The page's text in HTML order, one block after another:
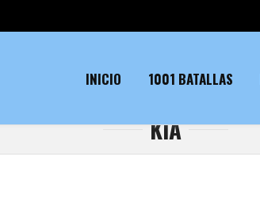
INICIO 1001 BATALLAS
KIA